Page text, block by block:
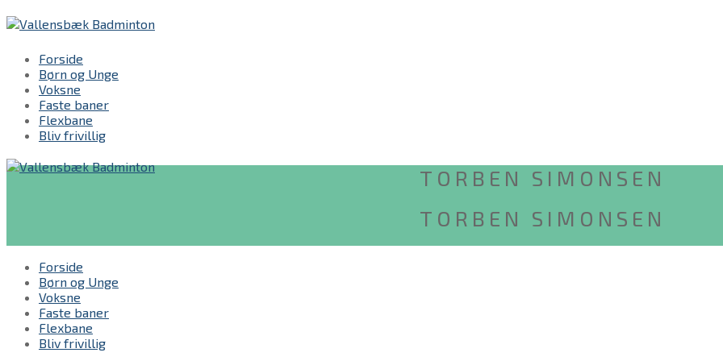
Spring
indhold
Menu
Luk
Forside
Børn og Unge
Voksne
Faste baner
Flexbane
Bliv frivillig
TORBEN SIMONSEN
TORBEN SIMONSEN
Forside
Børn og Unge
Voksne
Faste baner
Flexbane
Bliv frivillig